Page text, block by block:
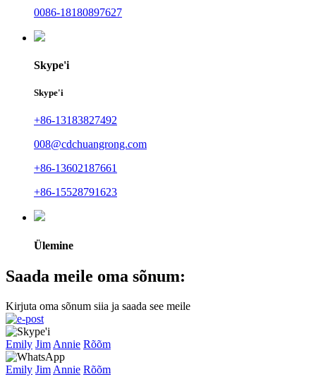
0086-18180897627
Skype'i
Skype'i
+86-13183827492
008@cdchuangrong.com
+86-13602187661
+86-15528791623
Ülemine
Saada meile oma sõnum:
Kirjuta oma sõnum siia ja saada see meile
Emily Jim Annie Rõõm
Emily Jim Annie Rõõm